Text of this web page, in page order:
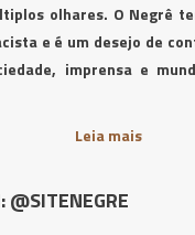
olhares. O Negrê
e é um desejo de
imprensa e
Leia mais
@SITENEGRE